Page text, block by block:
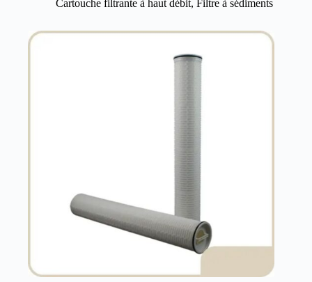
Cartouche filtrante à haut débit, Filtre à sédiments